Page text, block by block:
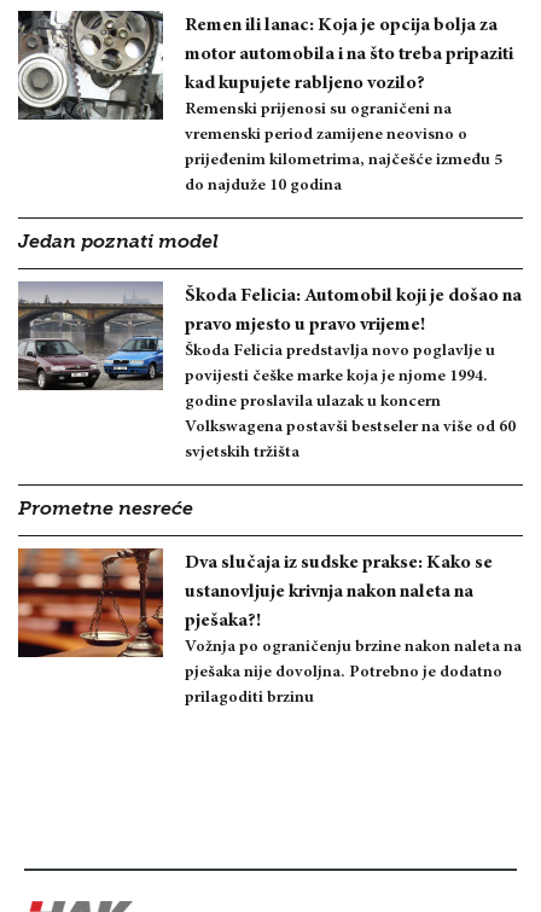
Remen ili lanac: Koja je opcija bolja za
motor automobila i na što treba pripaziti
kad kupujete rabljeno vozilo?
Remenski prijenosi su ograničeni na
vremenski period zamijene neovisno o
prijeđenim kilometrima, najčešće između 5
do najduže 10 godina
Jedan poznati model
Škoda Felicia: Automobil koji je došao na
pravo mjesto u pravo vrijeme!
Škoda Felicia predstavlja novo poglavlje u
povijesti češke marke koja je njome 1994.
godine proslavila ulazak u koncern
Volkswagena postavši bestseler na više od 60
svjetskih tržišta
Prometne nesreće
Dva slučaja iz sudske prakse: Kako se
ustanovljuje krivnja nakon naleta na
pješaka?!
Vožnja po ograničenju brzine nakon naleta na
pješaka nije dovoljna. Potrebno je dodatno
prilagoditi brzinu